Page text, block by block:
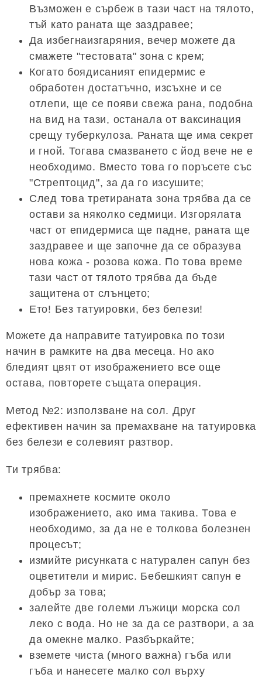
Възможен е сърбеж в тази част на тялото,
тъй като раната ще заздравее;
Да избегнаизгаряния, вечер можете да
смажете "тестовата" зона с крем;
Когато боядисаният епидермис е
обработен достатъчно, изсъхне и се
отлепи, ще се появи свежа рана, подобна
на вид на тази, останала от ваксинация
срещу туберкулоза. Раната ще има секрет
и гной. Тогава смазването с йод вече не е
необходимо. Вместо това го поръсете със
"Стрептоцид", за да го изсушите;
След това третираната зона трябва да се
остави за няколко седмици. Изгорялата
част от епидермиса ще падне, раната ще
заздравее и ще започне да се образува
нова кожа - розова кожа. По това време
тази част от тялото трябва да бъде
защитена от слънцето;
Ето! Без татуировки, без белези!
Можете да направите татуировка по този
начин в рамките на два месеца. Но ако
бледият цвят от изображението все още
остава, повторете същата операция.
Метод №2: използване на сол. Друг
ефективен начин за премахване на татуировка
без белези е солевият разтвор.
Ти трябва:
премахнете космите около
изображението, ако има такива. Това е
необходимо, за да не е толкова болезнен
процесът;
измийте рисунката с натурален сапун без
оцветители и мирис. Бебешкият сапун е
добър за това;
залейте две големи лъжици морска сол
леко с вода. Но не за да се разтвори, а за
да омекне малко. Разбъркайте;
вземете чиста (много важна) гъба или
гъба и нанесете малко сол върху